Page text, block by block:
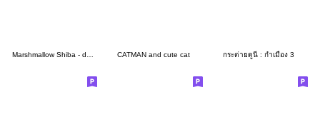
CATMAN and cute cat กระต่ายดูนี่ : กำเมือง 3